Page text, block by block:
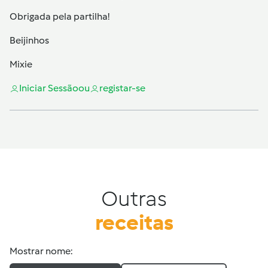
Obrigada pela partilha!
Beijinhos
Mixie
Iniciar Sessãoou registar-se
Outras
receitas
Mostrar nome: